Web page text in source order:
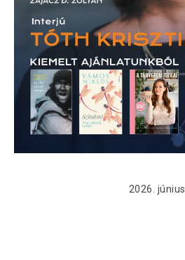
2026. június